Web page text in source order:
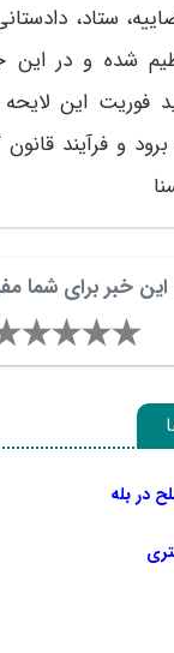
ستاد،
شده و در
فوریت این
و فرآیند
این خبر برای شما
در بله